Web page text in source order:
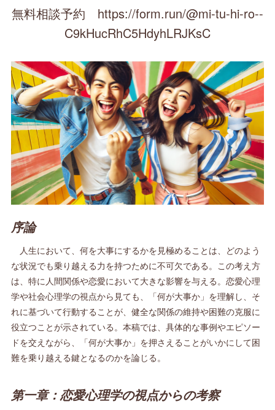
無料相談予約 https://form.run/@mi-tu-hi-ro--
C9kHucRhC5HdyhLRJKsC
序論
人生において、何を大事にするかを見極めることは、どのよう
な状況でも乗り越える力を持つために不可欠である。この考え方
は、特に人間関係や恋愛において大きな影響を与える。恋愛心理
学や社会心理学の視点から見ても、「何が大事か」を理解し、そ
れに基づいて行動することが、健全な関係の維持や困難の克服に
役立つことが示されている。本稿では、具体的な事例やエピソー
ドを交えながら、「何が大事か」を押さえることがいかにして困
難を乗り越える鍵となるのかを論じる。
第一章：恋愛心理学の視点からの考察